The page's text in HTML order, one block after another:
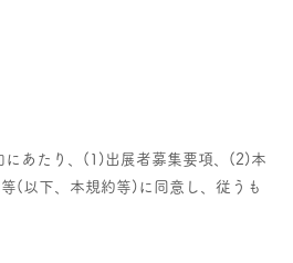
にあたり、(1)出展者募集要項、(2)本
(以下、本規約等)に同意し、従うも